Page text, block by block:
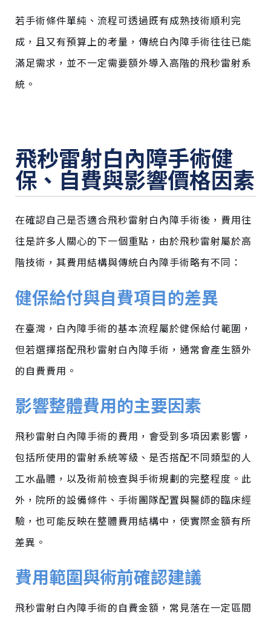
若手術條件單純、流程可透過既有成熟技術順利完
成，且又有預算上的考量，傳統白內障手術往往已能
滿足需求，並不一定需要額外導入高階的飛秒雷射系
統。
飛秒雷射白內障手術健
保、自費與影響價格因素
在確認自己是否適合飛秒雷射白內障手術後，費用往
往是許多人關心的下一個重點，由於飛秒雷射屬於高
階技術，其費用結構與傳統白內障手術略有不同：
健保給付與自費項目的差異
在臺灣，白內障手術的基本流程屬於健保給付範圍，
但若選擇搭配飛秒雷射白內障手術，通常會產生額外
的自費費用。
影響整體費用的主要因素
飛秒雷射白內障手術的費用，會受到多項因素影響，
包括所使用的雷射系統等級、是否搭配不同類型的人
工水晶體，以及術前檢查與手術規劃的完整程度。此
外，院所的設備條件、手術團隊配置與醫師的臨床經
驗，也可能反映在整體費用結構中，使實際金額有所
差異。
費用範圍與術前確認建議
飛秒雷射白內障手術的自費金額，常見落在一定區間